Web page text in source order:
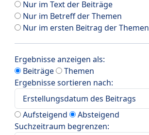
Nur im Text der Beiträge
Nur im Betreff der Themen
Nur im ersten Beitrag der Themen
Ergebnisse anzeigen als:
Beiträge
Themen
Ergebnisse sortieren nach:
Aufsteigend
Absteigend
Suchzeitraum begrenzen: